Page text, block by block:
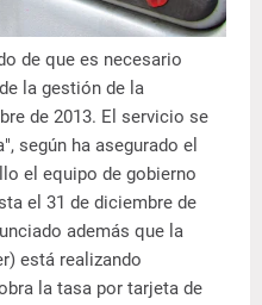
de que es necesario
la gestión de la
de 2013. El servicio se
según ha asegurado el
el equipo de gobierno
el 31 de diciembre de
además que la
está realizando
la tasa por tarjeta de